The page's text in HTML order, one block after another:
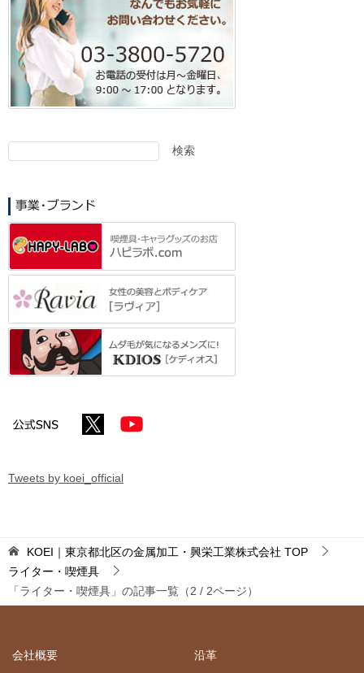
検索
Tweets by koei_official
KOEI｜東京都北区の金属加工・興栄工業株式会社 TOP
ライター・喫煙具
「ライター・喫煙具」の記事一覧（2 / 2ページ）
会社概要 沿革